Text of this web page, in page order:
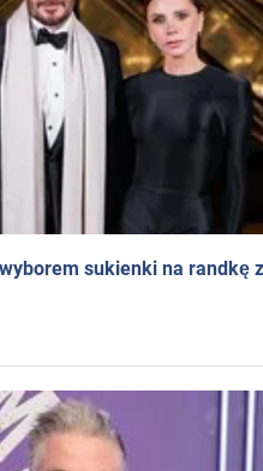
sukienki na randkę